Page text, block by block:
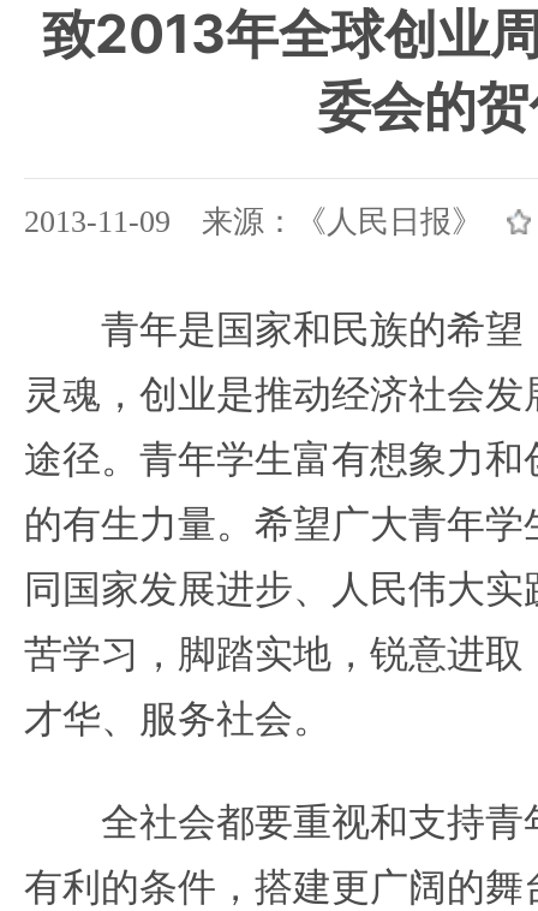
致2013年全球创业
委会的
2013-11-09 来源：《人民日报》
青年是国家和民族的希望
灵魂，创业是推动经济社会
途径。青年学生富有想象力
的有生力量。希望广大青年
同国家发展进步、人民伟大
苦学习，脚踏实地，锐意进
才华、服务社会。
全社会都要重视和支持青
有利的条件，搭建更广阔的